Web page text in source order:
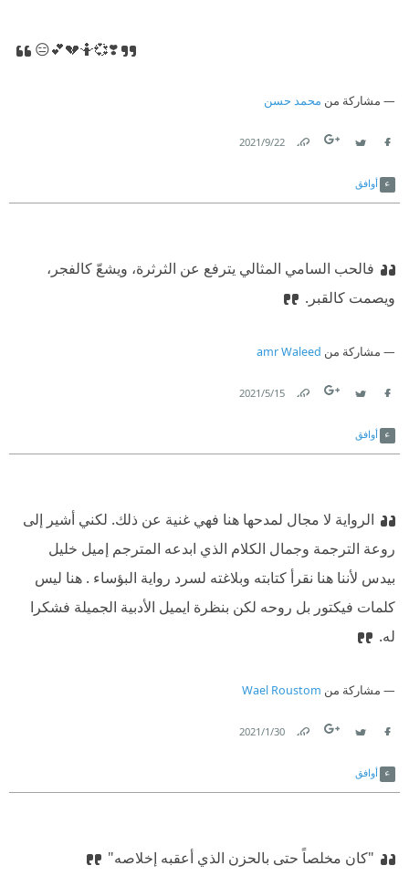
😑💕💔🤷💞❣️
مشاركة من محمد حسن
22‏/9‏/2021
أوافق
فالحب السامي المثالي يترفع عن الثرثرة، ويشعّ كالفجر،
ويصمت كالقبر.
مشاركة من amr Waleed
15‏/5‏/2021
أوافق
الرواية لا مجال لمدحها هنا فهي غنية عن ذلك. لكني أشير إلى
روعة الترجمة وجمال الكلام الذي ابدعه المترجم إميل خليل
بيدس لأننا هنا نقرأ كتابته وبلاغته لسرد رواية البؤساء . هنا ليس
كلمات فيكتور بل روحه لكن بنظرة ايميل الأدبية الجميلة فشكرا
له.
مشاركة من Wael Roustom
30‏/1‏/2021
أوافق
"كان مخلصاً حتى بالحزن الذي أعقبه إخلاصه"